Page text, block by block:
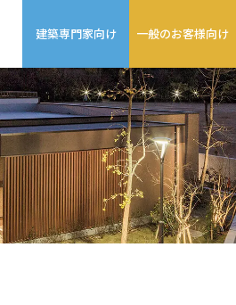
建築専門家向け 一般のお客様向け